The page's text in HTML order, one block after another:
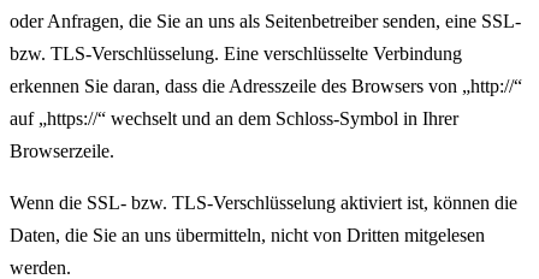
oder Anfragen, die Sie an uns als Seitenbetreiber senden, eine SSL-
bzw. TLS-Verschlüsselung. Eine verschlüsselte Verbindung
erkennen Sie daran, dass die Adresszeile des Browsers von „http://“
auf „https://“ wechselt und an dem Schloss-Symbol in Ihrer
Browserzeile.
Wenn die SSL- bzw. TLS-Verschlüsselung aktiviert ist, können die
Daten, die Sie an uns übermitteln, nicht von Dritten mitgelesen
werden.